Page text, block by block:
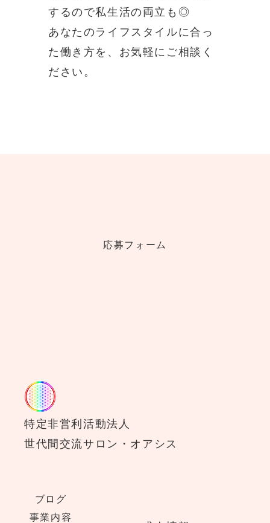
するので私生活の両立も◎
あなたのライフスタイルに合っ
た働き方を、お気軽にご相談く
ださい。
応募フォーム
特定非営利活動法人
世代間交流サロン・オアシス
ブログ
事業内容